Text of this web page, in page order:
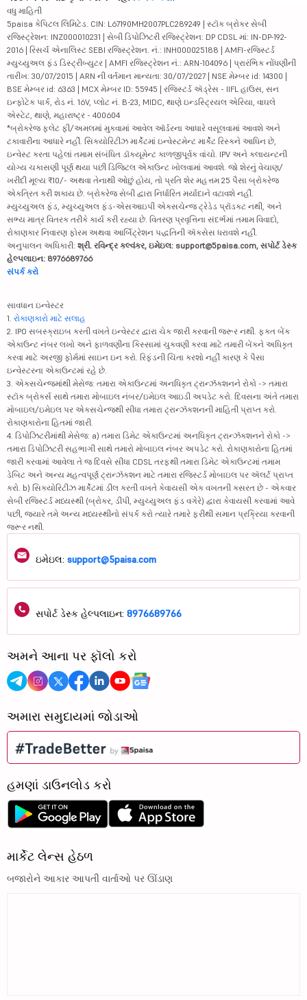
વધુ માહિતી
5paisa કેપિટલ લિમિટેડ. CIN: L67190MH2007PLC289249 | સ્ટૉક બ્રોકર સેબી
રજિસ્ટ્રેશન: INZ000010231 | સેબી ડિપોઝિટરી રજિસ્ટ્રેશન: DP CDSL માં: IN-DP-192-
2016 | રિસર્ચ એનાલિસ્ટ SEBI રજિસ્ટ્રેશન. નં.: INH000025188 | AMFI-રજિસ્ટર્ડ
મ્યુચ્યુઅલ ફંડ ડિસ્ટ્રીબ્યુટર | AMFI રજિસ્ટ્રેશન નં.: ARN-104096 | પ્રારંભિક નોંધણીની
તારીખ: 30/07/2015 | ARN ની વર્તમાન માન્યતા: 30/07/2027 | NSE મેમ્બર id: 14300 |
BSE મેમ્બર id: 6363 | MCX મેમ્બર ID: 55945 | રજિસ્ટર્ડ ઍડ્રેસ - IIFL હાઉસ, સન
ઇન્ફોટેક પાર્ક, રોડ નં. 16V, પ્લોટ નં. B-23, MIDC, થાણે ઇન્ડસ્ટ્રિયલ એરિયા, વાઘલે
એસ્ટેટ, થાણે, મહારાષ્ટ્ર - 400604
*બ્રોકરેજ ફ્લેટ ફી/અમલમાં મુકવામાં આવેલ ઑર્ડરના આધારે વસૂલવામાં આવશે અને
ટકાવારીના આધારે નહીં. સિક્યોરિટીઝ માર્કેટમાં ઇન્વેસ્ટમેન્ટ માર્કેટ રિસ્કને આધિન છે,
ઇન્વેસ્ટ કરતા પહેલાં તમામ સંબંધિત ડૉક્યૂમેન્ટ કાળજીપૂર્વક વાંચો. IPV અને ક્લાયન્ટની
યોગ્ય ચકાસણી પૂર્ણ થયા પછી ડિજિટલ એકાઉન્ટ ખોલવામાં આવશે. જો શેરનું વેચાણ/
ખરીદી મૂલ્ય ₹10/- અથવા તેનાથી ઓછું હોય, તો પ્રતિ શેર મહત્તમ 25 પૈસા બ્રોકરેજ
એકત્રિત કરી શકાય છે. બ્રોકરેજ સેબી દ્વારા નિર્ધારિત મર્યાદાને વટાવશે નહીં.
મ્યુચ્યુઅલ ફંડ, મ્યુચ્યુઅલ ફંડ-એસઆઇપી એક્સચેન્જ ટ્રેડેડ પ્રૉડક્ટ નથી, અને
સભ્ય માત્ર વિતરક તરીકે કાર્ય કરી રહ્યા છે. વિતરણ પ્રવૃત્તિના સંદર્ભમાં તમામ વિવાદો,
રોકાણકાર નિવારણ ફોરમ અથવા આર્બિટ્રેશન પદ્ધતિની ઍક્સેસ ધરાવશે નહીં.
અનુપાલન અધિકારી: શ્રી. રવિન્દ્ર કલ્વંકર, ઇમેઇલ: support@5paisa.com, સપોર્ટ ડેસ્ક
હેલ્પલાઇન: 8976689766
સંપર્ક કરો
સાવધાન ઇન્વેસ્ટર
1. રોકાણકારો માટે સલાહ
2. IPO સબસ્ક્રાઇબ કરતી વખતે ઇન્વેસ્ટર દ્વારા ચેક જારી કરવાની જરૂર નથી. ફક્ત બેંક
એકાઉન્ટ નંબર લખો અને ફાળવણીના કિસ્સામાં ચુકવણી કરવા માટે તમારી બેંકને અધિકૃત
કરવા માટે અરજી ફોર્મમાં સાઇન ઇન કરો. રિફંડની ચિંતા કરશો નહીં કારણ કે પૈસા
ઇન્વેસ્ટરના એકાઉન્ટમાં રહે છે.
3. એક્સચેન્જમાંથી મેસેજ: તમારા એકાઉન્ટમાં અનધિકૃત ટ્રાન્ઝૅક્શનને રોકો -> તમારા
સ્ટૉક બ્રોકર્સ સાથે તમારા મોબાઇલ નંબર/ઇમેઇલ આઇડી અપડેટ કરો. દિવસના અંતે તમારા
મોબાઇલ/ઇમેઇલ પર એક્સચેન્જથી સીધા તમારા ટ્રાન્ઝૅક્શનની માહિતી પ્રાપ્ત કરો.
રોકાણકારોના હિતમાં જારી.
4. ડિપોઝિટરીમાંથી મેસેજ: a) તમારા ડિમેટ એકાઉન્ટમાં અનધિકૃત ટ્રાન્ઝૅક્શનને રોકો ->
તમારા ડિપોઝિટરી સહભાગી સાથે તમારો મોબાઇલ નંબર અપડેટ કરો. રોકાણકારોના હિતમાં
જારી કરવામાં આવેલા તે જ દિવસે સીધા CDSL તરફથી તમારા ડિમેટ એકાઉન્ટમાં તમામ
ડેબિટ અને અન્ય મહત્વપૂર્ણ ટ્રાન્ઝૅક્શન માટે તમારા રજિસ્ટર્ડ મોબાઇલ પર ઍલર્ટ પ્રાપ્ત
કરો. b) સિક્યોરિટીઝ માર્કેટમાં ડીલ કરતી વખતે કેવાયસી એક વખતની કસરત છે - એકવાર
સેબી રજિસ્ટર્ડ મધ્યસ્થી (બ્રોકર, ડીપી, મ્યુચ્યુઅલ ફંડ વગેરે) દ્વારા કેવાયસી કરવામાં આવે
પછી, જ્યારે તમે અન્ય મધ્યસ્થીનો સંપર્ક કરો ત્યારે તમારે ફરીથી સમાન પ્રક્રિયા કરવાની
જરૂર નથી.
ઇમેઇલ: support@5paisa.com
સપોર્ટ ડેસ્ક હેલ્પલાઇન: 8976689766
અમને આના પર ફૉલો કરો
અમારા સમુદાયમાં જોડાઓ
હમણાં ડાઉનલોડ કરો
માર્કેટ લેન્સ હેઠળ
બજારોને આકાર આપતી વાર્તાઓ પર ઊંડાણ